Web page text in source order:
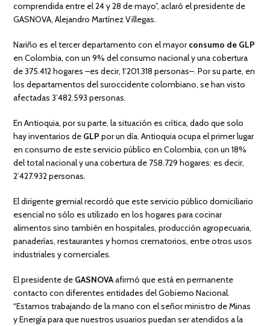
comprendida entre el 24 y 28 de mayo”, aclaró el presidente de
GASNOVA, Alejandro Martínez Villegas.
Nariño es el tercer departamento con el mayorconsumo de GLP
en Colombia, con un 9% del consumo nacional y una cobertura
de 375.412 hogares –es decir, 1’201.318 personas–. Por su parte, en
los departamentos del suroccidente colombiano, se han visto
afectadas 3’482.593 personas.
En Antioquia, por su parte, la situación es crítica, dado que solo
hay inventarios de GLP por un día. Antioquia ocupa el primer lugar
en consumo de este servicio público en Colombia, con un 18%
del total nacional y una cobertura de 758.729 hogares: es decir,
2’427.932 personas.
El dirigente gremial recordó que este servicio público domiciliario
esencial no sólo es utilizado en los hogares para cocinar
alimentos sino también en hospitales, producción agropecuaria,
panaderías, restaurantes y hornos crematorios, entre otros usos
industriales y comerciales.
El presidente de GASNOVAafirmó que está en permanente
contacto con diferentes entidades del Gobierno Nacional.
“Estamos trabajando de la mano con el señor ministro de Minas
y Energía para que nuestros usuarios puedan ser atendidos a la